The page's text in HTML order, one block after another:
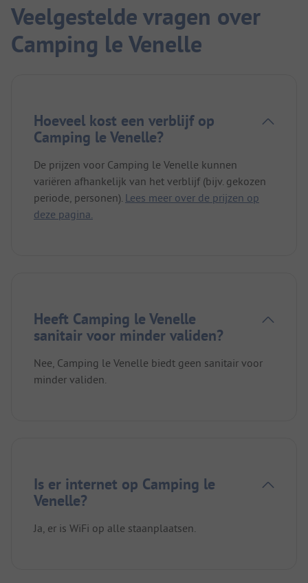
Veelgestelde vragen over
Camping le Venelle
Hoeveel kost een verblijf op
Camping le Venelle?
De prijzen voor Camping le Venelle kunnen
variëren afhankelijk van het verblijf (bijv. gekozen
periode, personen). Lees meer over de prijzen op
deze pagina.
Heeft Camping le Venelle
sanitair voor minder validen?
Nee, Camping le Venelle biedt geen sanitair voor
minder validen.
Is er internet op Camping le
Venelle?
Ja, er is WiFi op alle staanplaatsen.